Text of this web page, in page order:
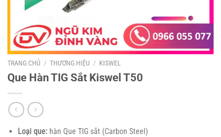
TRANG CHỦ / THƯƠNG HIỆU / KISWEL
Que Hàn TIG Sắt Kiswel T50
Loại que:hàn Que TIG sắt (Carbon Steel)